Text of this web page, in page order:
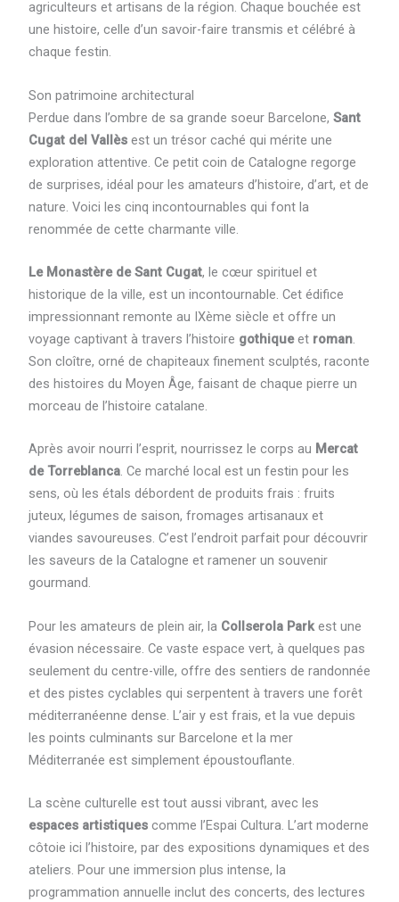
agriculteurs et artisans de la région. Chaque bouchée est
une histoire, celle d’un savoir-faire transmis et célébré à
chaque festin.
Son patrimoine architectural
Perdue dans l’ombre de sa grande soeur Barcelone, Sant
Cugat del Vallèsest un trésor caché qui mérite une
exploration attentive. Ce petit coin de Catalogne regorge
de surprises, idéal pour les amateurs d’histoire, d’art, et de
nature. Voici les cinq incontournables qui font la
renommée de cette charmante ville.
Le Monastère de Sant Cugat, le cœur spirituel et
historique de la ville, est un incontournable. Cet édifice
impressionnant remonte au IXème siècle et offre un
voyage captivant à travers l’histoire gothiqueet roman.
Son cloître, orné de chapiteaux finement sculptés, raconte
des histoires du Moyen Âge, faisant de chaque pierre un
morceau de l’histoire catalane.
Après avoir nourri l’esprit, nourrissez le corps au Mercat
de Torreblanca. Ce marché local est un festin pour les
sens, où les étals débordent de produits frais : fruits
juteux, légumes de saison, fromages artisanaux et
viandes savoureuses. C’est l’endroit parfait pour découvrir
les saveurs de la Catalogne et ramener un souvenir
gourmand.
Pour les amateurs de plein air, la Collserola Parkest une
évasion nécessaire. Ce vaste espace vert, à quelques pas
seulement du centre-ville, offre des sentiers de randonnée
et des pistes cyclables qui serpentent à travers une forêt
méditerranéenne dense. L’air y est frais, et la vue depuis
les points culminants sur Barcelone et la mer
Méditerranée est simplement époustouflante.
La scène culturelle est tout aussi vibrant, avec les
espaces artistiquescomme l’Espai Cultura. L’art moderne
côtoie ici l’histoire, par des expositions dynamiques et des
ateliers. Pour une immersion plus intense, la
programmation annuelle inclut des concerts, des lectures